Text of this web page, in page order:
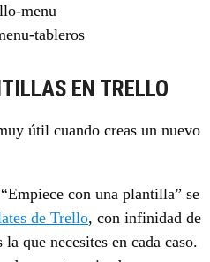
EN TRELLO
útil cuando creas un nuevo
con una plantilla” se
de Trello, con infinidad de
que necesites en cada caso.